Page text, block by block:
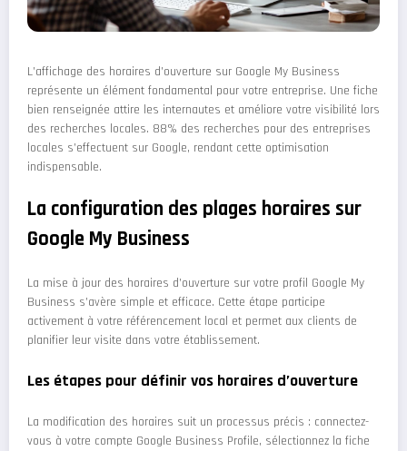
L’affichage des horaires d’ouverture sur Google My Business
représente un élément fondamental pour votre entreprise. Une fiche
bien renseignée attire les internautes et améliore votre visibilité lors
des recherches locales. 88% des recherches pour des entreprises
locales s’effectuent sur Google, rendant cette optimisation
indispensable.
La configuration des plages horaires sur
Google My Business
La mise à jour des horaires d’ouverture sur votre profil Google My
Business s’avère simple et efficace. Cette étape participe
activement à votre référencement local et permet aux clients de
planifier leur visite dans votre établissement.
Les étapes pour définir vos horaires d’ouverture
La modification des horaires suit un processus précis : connectez-
vous à votre compte Google Business Profile, sélectionnez la fiche